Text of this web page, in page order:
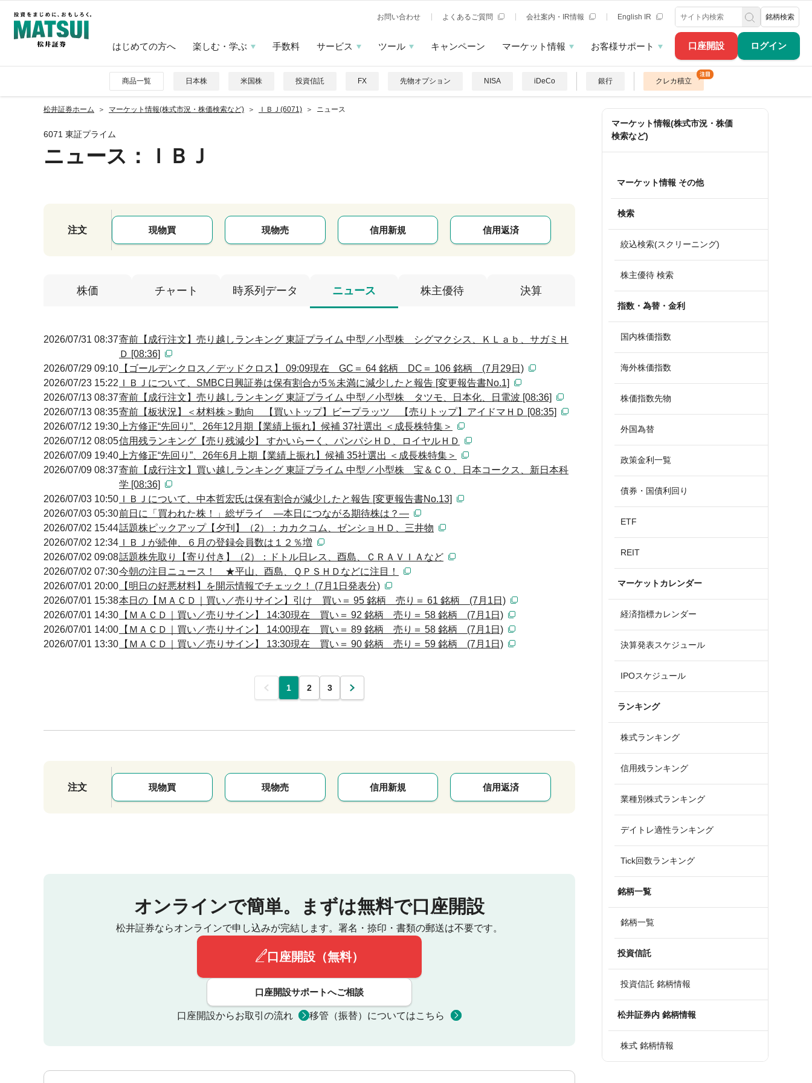
口座開設 ログイン
お問い合わせ よくあるご質問 会社案内・IR情報 English IR 銘柄検索
はじめての方へ 楽しむ・学ぶ 手数料 サービス ツール キャンペーン マーケット情報 お客様サポート
商品一覧 日本株 米国株 投資信託 FX 先物オプション NISA iDeCo 銀行 クレカ積立
松井証券ホーム マーケット情報(株式市況・株価検索など) ＩＢＪ(6071) ニュース
6071 東証プライム
ニュース ：ＩＢＪ
注文 現物買 現物売 信用新規 信用返済
株価 チャート 時系列データ ニュース 株主優待 決算
2026/07/31 08:37寄前【成行注文】売り越しランキング 東証プライム 中型／小型株 シグマクシス、ＫＬａｂ、サガミＨ
Ｄ [08:36]
2026/07/29 09:10 【ゴールデンクロス／デッドクロス】 09:09現在 GC＝ 64 銘柄 DC＝ 106 銘柄 (7月29日)
2026/07/23 15:22 ＩＢＪについて、SMBC日興証券は保有割合が5％未満に減少したと報告 [変更報告書No.1]
2026/07/13 08:37寄前【成行注文】売り越しランキング 東証プライム 中型／小型株 タツモ、日本化、日電波 [08:36]
2026/07/13 08:35寄前【板状況】＜材料株＞動向 【買いトップ】ビープラッツ 【売りトップ】アイドマＨＤ [08:35]
2026/07/12 19:30 上方修正“先回り”、26年12月期【業績上振れ】候補 37社選出 ＜成長株特集＞
2026/07/12 08:05信用残ランキング【売り残減少】 すかいらーく、パンパシＨＤ、ロイヤルＨＤ
2026/07/09 19:40 上方修正“先回り”、26年6月上期【業績上振れ】候補 35社選出 ＜成長株特集＞
2026/07/09 08:37寄前【成行注文】買い越しランキング 東証プライム 中型／小型株 宝＆ＣＯ、日本コークス、新日本科
学 [08:36]
2026/07/03 10:50 ＩＢＪについて、中本哲宏氏は保有割合が減少したと報告 [変更報告書No.13]
2026/07/03 05:30前日に「買われた株！」総ザライ ―本日につながる期待株は？―
2026/07/02 15:44話題株ピックアップ【夕刊】（2）：カカクコム、ゼンショＨＤ、三井物
2026/07/02 12:34 ＩＢＪが続伸、６月の登録会員数は１２％増
2026/07/02 09:08話題株先取り【寄り付き】（2）：ドトル日レス、酉島、ＣＲＡＶＩＡなど
2026/07/02 07:30今朝の注目ニュース！ ★平山、酉島、ＱＰＳＨＤなどに注目！
2026/07/01 20:00 【明日の好悪材料】を開示情報でチェック！ (7月1日発表分)
2026/07/01 15:38本日の【ＭＡＣＤ｜買い／売りサイン】引け 買い＝ 95 銘柄 売り＝ 61 銘柄 (7月1日)
2026/07/01 14:30 【ＭＡＣＤ｜買い／売りサイン】 14:30現在 買い＝ 92 銘柄 売り＝ 58 銘柄 (7月1日)
2026/07/01 14:00 【ＭＡＣＤ｜買い／売りサイン】 14:00現在 買い＝ 89 銘柄 売り＝ 58 銘柄 (7月1日)
2026/07/01 13:30 【ＭＡＣＤ｜買い／売りサイン】 13:30現在 買い＝ 90 銘柄 売り＝ 59 銘柄 (7月1日)
前 1 2 3 次
注文 現物買 現物売 信用新規 信用返済
オンラインで簡単。 まずは無料で口座開設
松井証券ならオンラインで申し込みが完結します。 署名・捺印・書類の郵送は不要です。
口座開設（無料）
口座開設サポートへご相談
口座開設からお取引の流れ 移管（振替）についてはこちら
マーケット情報(株式市況・株価
検索など)
マーケット情報 その他
検索
絞込検索(スクリーニング)
株主優待 検索
指数・為替・金利
国内株価指数
海外株価指数
株価指数先物
外国為替
政策金利一覧
債券・国債利回り
ETF
REIT
マーケットカレンダー
経済指標カレンダー
決算発表スケジュール
IPOスケジュール
ランキング
株式ランキング
信用残ランキング
業種別株式ランキング
デイトレ適性ランキング
Tick回数ランキング
銘柄一覧
銘柄一覧
投資信託
投資信託 銘柄情報
松井証券内 銘柄情報
株式 銘柄情報